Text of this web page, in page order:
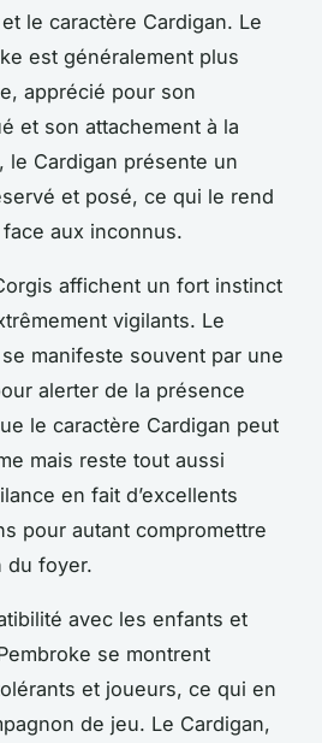
le caractère Cardigan. Le
est généralement plus
apprécié pour son
et son attachement à la
le Cardigan présente un
et posé, ce qui le rend
aux inconnus.
affichent un fort instinct
vigilants. Le
manifeste souvent par une
alerter de la présence
le caractère Cardigan peut
mais reste tout aussi
en fait d’excellents
pour autant compromettre
du foyer.
avec les enfants et
se montrent
et joueurs, ce qui en
de jeu. Le Cardigan,